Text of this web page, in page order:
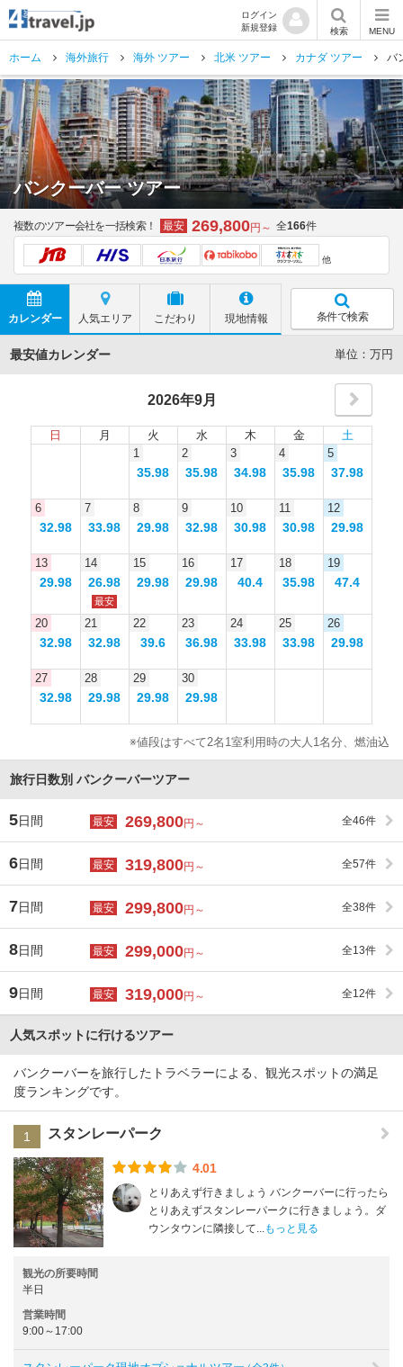
ログイン
新規登録
検索 MENU
ホーム 海外旅行 海外 ツアー 北米 ツアー カナダ ツアー バ
バンクーバー ツアー
複数のツアー会社を一括検索！ 最安 269,800円～ 全166件
他
カレンダー 人気エリア こだわり 現地情報 条件で検索
最安値カレンダー 単位：万円
2026年9月
日 月 火 水 木 金
土
1
35.98
2
35.98
3
34.98
4
35.98
5
37.98
6
32.98
7
33.98
8
29.98
9
32.98
10
30.98
11
30.98
12
29.98
13
29.98
14
26.98
最安
15
29.98
16
29.98
17
40.4
18
35.98
19
47.4
20
32.98
21
32.98
22
39.6
23
36.98
24
33.98
25
33.98
26
29.98
27
32.98
28
29.98
29
29.98
30
29.98
※値段はすべて2名1室利用時の大人1名分、燃油込
旅行日数別 バンクーバーツアー
5日間 最安 269,800円～ 全46件
6日間 最安 319,800円～ 全57件
7日間 最安 299,800円～ 全38件
8日間 最安 299,000円～ 全13件
9日間 最安 319,000円～ 全12件
人気スポットに行けるツアー
バンクーバーを旅行したトラベラーによる、観光スポットの満足
度ランキングです。
1 スタンレーパーク
4.01
とりあえず行きましょう バンクーバーに行ったら
とりあえずスタンレーパークに行きましょう。ダ
ウンタウンに隣接して...もっと見る
観光の所要時間
半日
営業時間
9:00～17:00